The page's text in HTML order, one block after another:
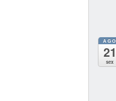
AGO
21
sex